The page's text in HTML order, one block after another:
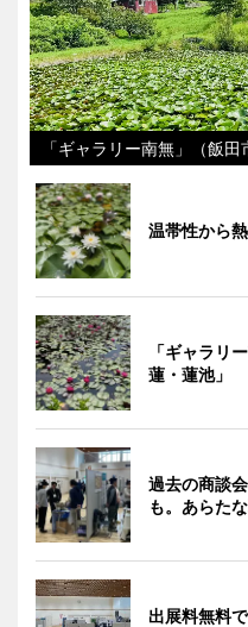
「ギャラリー南無」（飯
温帯性から
「ギャラリ
蓮・蓮池」
過去の商談
も。あらた
出展料無料